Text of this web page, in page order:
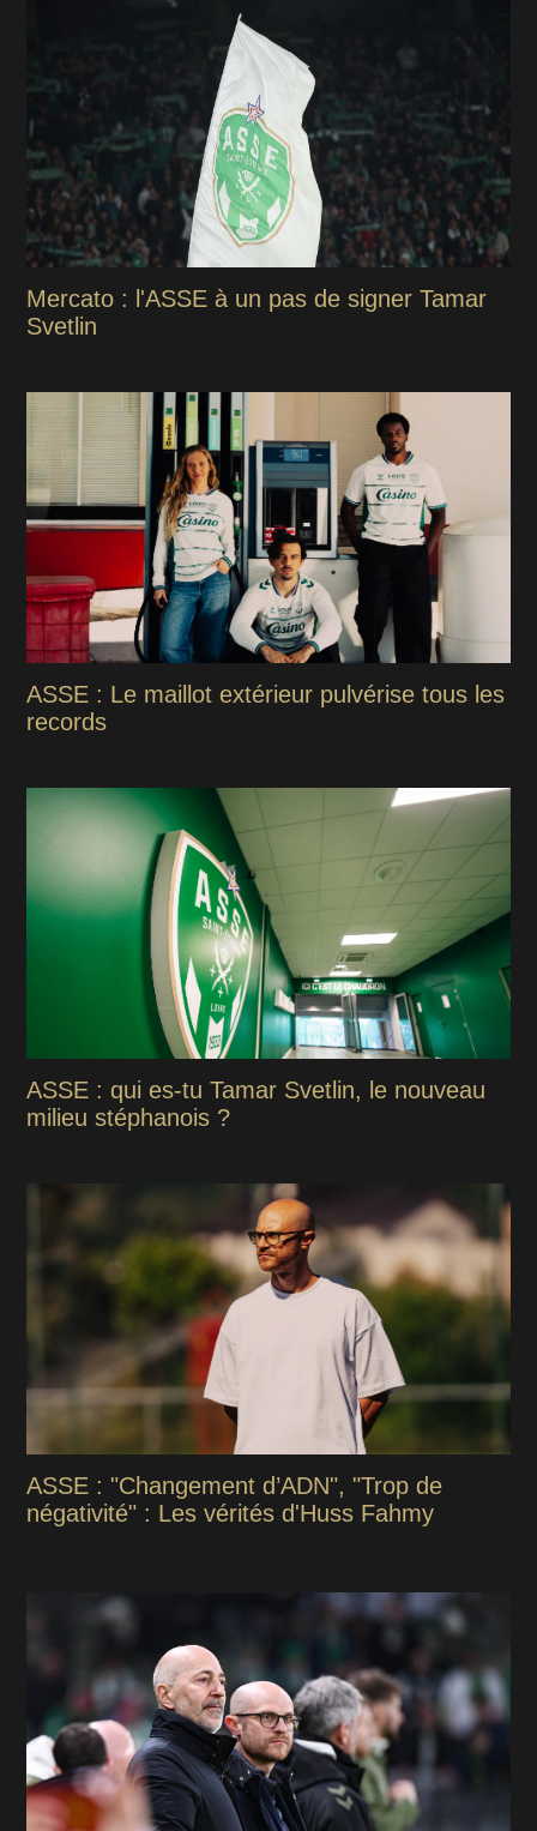
Mercato : l'ASSE à un pas de signer Tamar
Svetlin
ASSE : Le maillot extérieur pulvérise tous les
records
ASSE : qui es-tu Tamar Svetlin, le nouveau
milieu stéphanois ?
ASSE : "Changement d’ADN", "Trop de
négativité" : Les vérités d'Huss Fahmy